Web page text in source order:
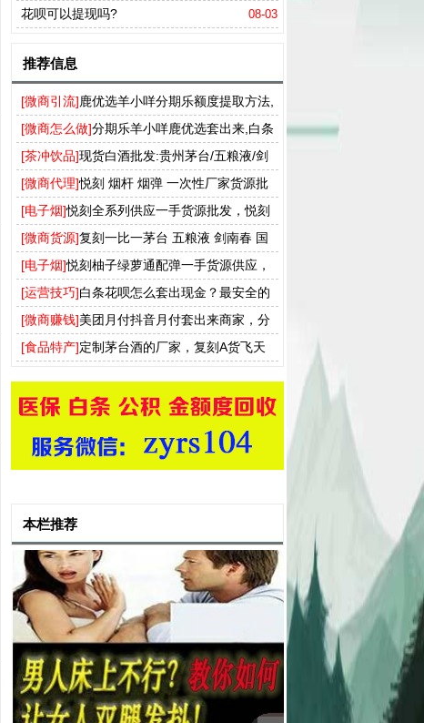
08-03
花呗可以提现吗?
推荐信息
[微商引流]鹿优选羊小咩分期乐额度提取方法,
羊小咩便荔卡包快速回收商家
[微商怎么做]分期乐羊小咩鹿优选套出来,白条
分付 月付 花呗额度一手提现
[茶冲饮品]现货白酒批发:贵州茅台/五粮液/剑
南春/国窖1573等一手厂家货源
[微商代理]悦刻 烟杆 烟弹 一次性厂家货源批
发，多种口味RELX电子烟一件代发
[电子烟]悦刻全系列供应一手货源批发，悦刻
买烟弹送烟杆厂家拿货渠道
[微商货源]复刻一比一茅台 五粮液 剑南春 国
窖 厂家直营供货，支持货到付款
[电子烟]悦刻柚子绿萝通配弹一手货源供应，
T盒飞雾奶茶杯实体店批发渠道
[运营技巧]白条花呗怎么套出现金？最安全的
方法 还支持分付 羊小咩 分期乐
[微商赚钱]美团月付抖音月付套出来商家，分
付白条得物羊小咩提现流程分享
[食品特产]定制茅台酒的厂家，复刻A货飞天
本栏推荐